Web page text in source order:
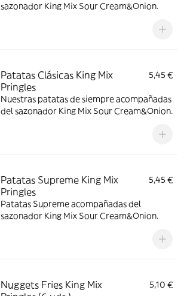
sazonador King Mix Sour Cream&Onion.
Patatas Clásicas King Mix
Pringles
5,45 €
Nuestras patatas de siempre acompañadas
del sazonador King Mix Sour Cream&Onion.
Patatas Supreme King Mix
Pringles
5,45 €
Patatas Supreme acompañadas del
sazonador King Mix Sour Cream&Onion.
Nuggets Fries King Mix
5,10 €